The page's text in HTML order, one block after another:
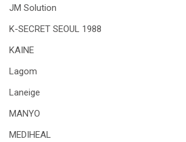
JM Solution
K-SECRET SEOUL 1988
KAINE
Lagom
Laneige
MANYO
MEDIHEAL